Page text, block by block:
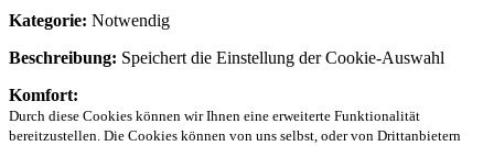
Kategorie: Notwendig
Beschreibung: Speichert die Einstellung der Cookie-Auswahl
Komfort:
Durch diese Cookies können wir Ihnen eine erweiterte Funktionalität
bereitzustellen. Die Cookies können von uns selbst, oder von Drittanbietern